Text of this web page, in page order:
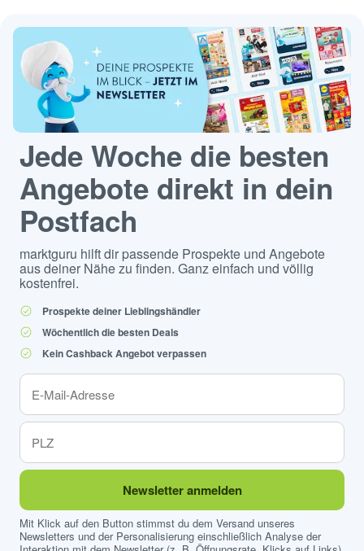
Jede Woche die besten
Angebote direkt in dein
Postfach
marktguru hilft dir passende Prospekte und Angebote
aus deiner Nähe zu finden. Ganz einfach und völlig
kostenfrei.
Prospekte deiner Lieblingshändler
Wöchentlich die besten Deals
Kein Cashback Angebot verpassen
Newsletter anmelden
Mit Klick auf den Button stimmst du dem Versand unseres
Newsletters und der Personalisierung einschließlich Analyse der